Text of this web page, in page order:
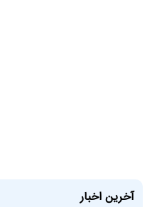
آخرین اخبار